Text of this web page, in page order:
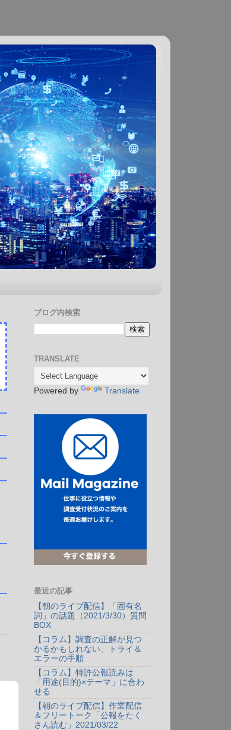
ブログ内検索
TRANSLATE
Powered by Translate
最近の記事
【朝のライブ配信】「固有名
詞」の話題（2021/3/30）質問
BOX
【コラム】調査の正解が見つ
かるかもしれない、トライ＆
エラーの手順
【コラム】特許公報読みは
「用途(目的)×テーマ」に合わ
せる
【朝のライブ配信】作業配信
＆フリートーク「公報をたく
さん読む」2021/03/22